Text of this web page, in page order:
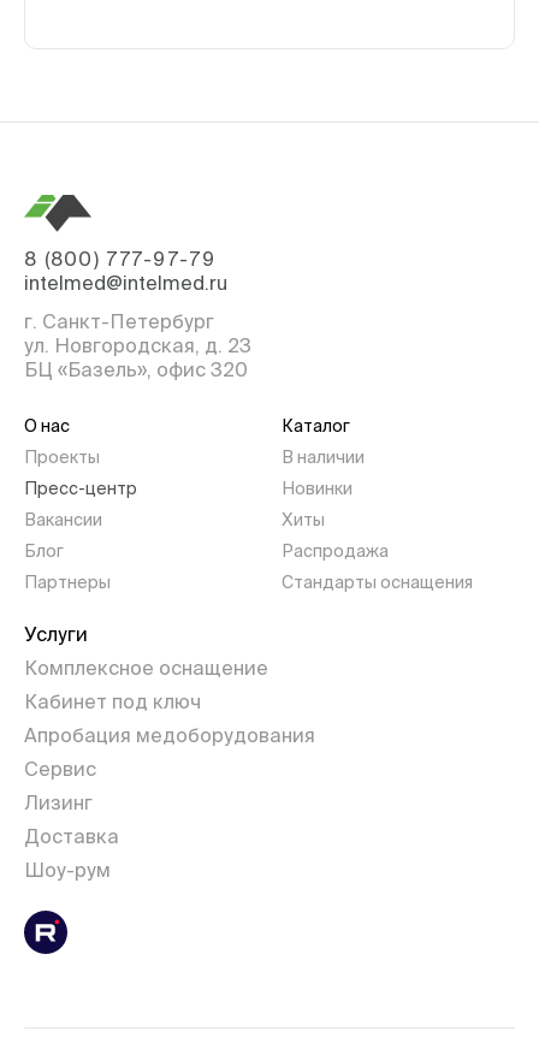
8 (800) 777-97-79
intelmed@intelmed.ru
г. Санкт-Петербург
ул. Новгородская, д. 23
БЦ «Базель», офис 320
О нас
Проекты
Пресс-центр
Вакансии
Блог
Партнеры
Каталог
В наличии
Новинки
Хиты
Распродажа
Стандарты оснащения
Услуги
Комплексное оснащение
Кабинет под ключ
Апробация медоборудования
Сервис
Лизинг
Доставка
Шоу-рум